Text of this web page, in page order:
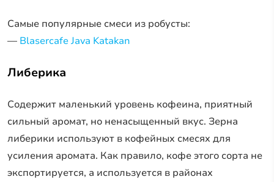
Самые популярные смеси из робусты:
— Blasercafe Java Katakan
Либерика
Содержит маленький уровень кофеина, приятный
сильный аромат, но ненасыщенный вкус. Зерна
либерики используют в кофейных смесях для
усиления аромата. Как правило, кофе этого сорта не
экспортируется, а используется в районах